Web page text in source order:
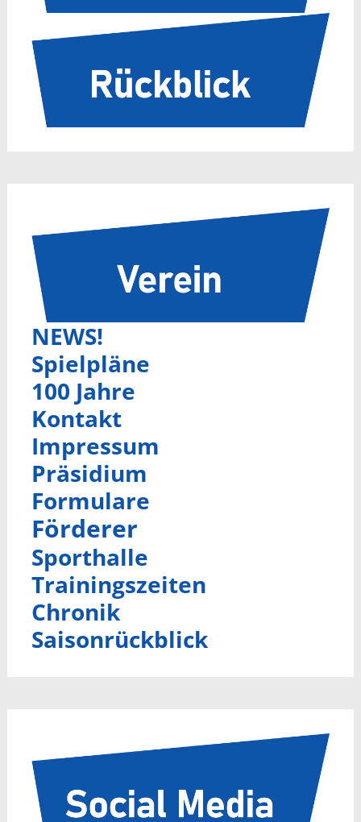
NEWS!
Spielpläne
100 Jahre
Kontakt
Impressum
Präsidium
Formulare
Förderer
Sporthalle
Trainingszeiten
Chronik
Saisonrückblick